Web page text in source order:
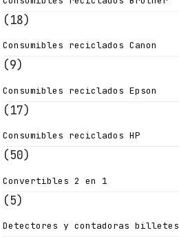
(18)
Consumibles reciclados Canon
(9)
Consumibles reciclados Epson
(17)
Consumibles reciclados HP
(50)
Convertibles 2 en 1
(5)
Detectores y contadoras billetes